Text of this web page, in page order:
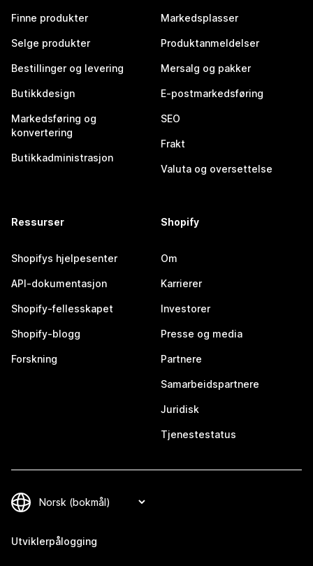
Finne produkter
Selge produkter
Bestillinger og levering
Butikkdesign
Markedsføring og
konvertering
Butikkadministrasjon
Markedsplasser
Produktanmeldelser
Mersalg og pakker
E-postmarkedsføring
SEO
Frakt
Valuta og oversettelse
Ressurser
Shopifys hjelpesenter
API-dokumentasjon
Shopify-fellesskapet
Shopify-blogg
Forskning
Shopify
Om
Karrierer
Investorer
Presse og media
Partnere
Samarbeidspartnere
Juridisk
Tjenestestatus
Utviklerpålogging